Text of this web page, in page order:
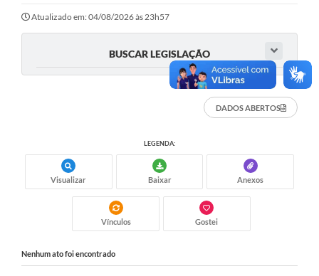
e-sic
PLANO ANUAL DE CONTRATAÇÕES (PAC)
Ordem de Serviços
Prestação de Contas
Serviços e Informações Online
Secretarias de Júlio de Castilhos
Atualizado em: 04/08/2026 às 23h57
BUSCAR LEGISLAÇÃO
DADOS ABERTOS
LEGENDA:
Visualizar Baixar Anexos
Vínculos Gostei
Nenhum ato foi encontrado